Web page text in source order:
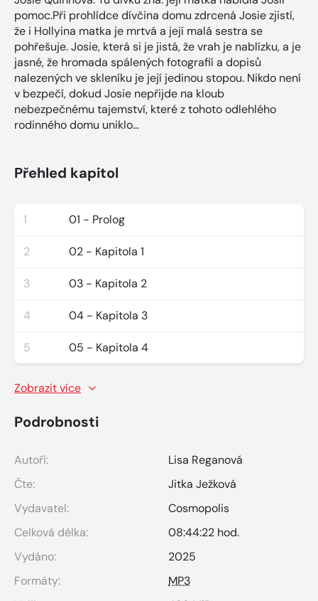
pomoc.Při prohlídce dívčina domu zdrcená Josie zjistí,
že i Hollyina matka je mrtvá a její malá sestra se
pohřešuje. Josie, která si je jistá, že vrah je nablízku, a je
jasné, že hromada spálených fotografií a dopisů
nalezených ve skleníku je její jedinou stopou. Nikdo není
v bezpečí, dokud Josie nepřijde na kloub
nebezpečnému tajemství, které z tohoto odlehlého
rodinného domu uniklo...
Přehled kapitol
1 01 - Prolog
2 02 - Kapitola 1
3 03 - Kapitola 2
4 04 - Kapitola 3
5 05 - Kapitola 4
Zobrazit více
Podrobnosti
Autoři:
Lisa Reganová
Čte:
Jitka Ježková
Vydavatel:
Cosmopolis
Celková délka:
08:44:22 hod.
Vydáno:
2025
Formáty:
MP3